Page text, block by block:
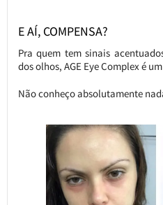
E AÍ, COMPENSA?
Pra quem tem sinais
dos olhos, AGE Eye Complex é
Não conheço absolutamente